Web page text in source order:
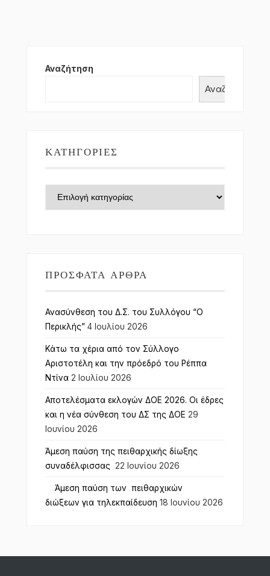
Αναζήτηση
Αναζήτηση
ΚΑΤΗΓΟΡΊΕΣ
Κατηγορίες
ΠΡΌΣΦΑΤΑ ΆΡΘΡΑ
Ανασύνθεση του Δ.Σ. του Συλλόγου “Ο
Περικλής” 4 Ιουλίου 2026
Κάτω τα χέρια από τον Σύλλογο
Αριστοτέλη και την πρόεδρό του Ρέππα
Ντίνα 2 Ιουλίου 2026
Αποτελέσματα εκλογών ΔΟΕ 2026. Οι έδρες
και η νέα σύνθεση του ΔΣ της ΔΟΕ 29
Ιουνίου 2026
Άμεση παύση της πειθαρχικής δίωξης
συναδέλφισσας
22 Ιουνίου 2026
Άμεση παύση των πειθαρχικών
διώξεων για τηλεκπαίδευση 18 Ιουνίου 2026